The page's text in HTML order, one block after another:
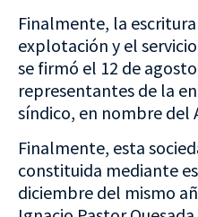
Finalmente, la
explotación y el
se firmó el 12 de
representantes de la
síndico, en nombre del
Finalmente, esta
constituida mediante
diciembre del mismo